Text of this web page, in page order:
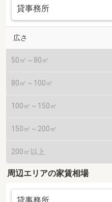
広さ
50㎡～80㎡
80㎡～100㎡
100㎡～150㎡
150㎡～200㎡
200㎡以上
周辺エリアの家賃相場